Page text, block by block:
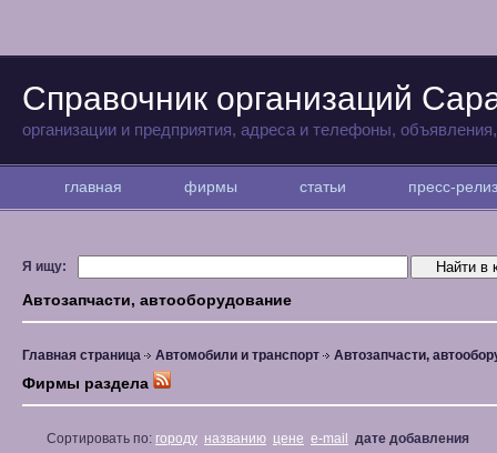
Справочник организаций
организации и предприятия, адреса и телефоны,
главная фирмы статьи пресс-
Я ищу:
Автозапчасти, автооборудование
Главная страница Автомобили и транспорт Автозапчасти,
Фирмы раздела
Сортировать по: городу названию цене e-mail дате добавления